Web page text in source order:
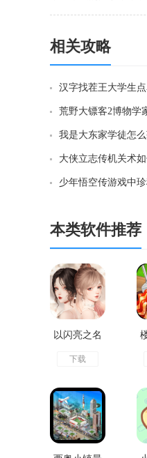
相关攻略
荒野大镖客2博物学
我是大东家学徒怎
大侠立志传机关术
本类软件推荐
以闪亮之名
版
下载